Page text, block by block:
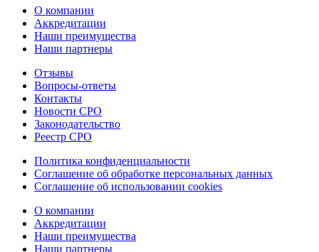
О компании
Аккредитации
Наши преимущества
Наши партнеры
Отзывы
Вопросы-ответы
Контакты
Новости СРО
Законодательство
Реестр СРО
Политика конфиденциальности
Соглашение об обработке персональных данных
Соглашение об использовании cookies
О компании
Аккредитации
Наши преимущества
Наши партнеры